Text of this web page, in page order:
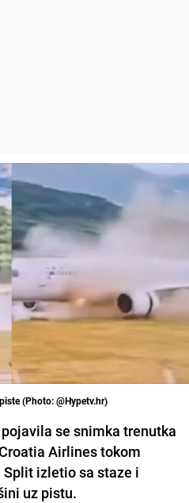
(Photo: @Hypetv.hr)
se snimka trenutka
Airlines tokom
izletio sa staze i
uz pistu.